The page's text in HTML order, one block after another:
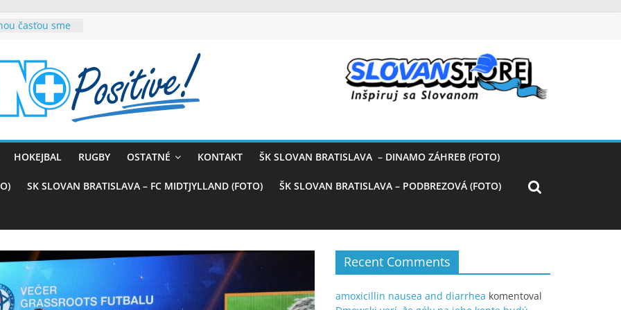
časťou sme
tímového
prvenstvo
nad
HOKEJBAL RUGBY OSTATNÉ KONTAKT ŠK SLOVAN BRATISLAVA – DINAMO ZÁHREB (FOTO)
SK SLOVAN BRATISLAVA – FC MIDTJYLLAND (FOTO) ŠK SLOVAN BRATISLAVA – PODBREZOVÁ (FOTO)
Recent Comments
amoxicillin nausea and diarrhea komentoval